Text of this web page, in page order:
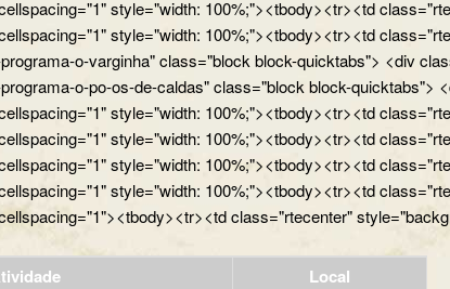
style="width: 100%;"><tbody><tr><td
style="width: 100%;"><tbody><tr><td
o-varginha" class="block block-quicktabs"> <div
o-po-os-de-caldas" class="block block-
style="width: 100%;"><tbody><tr><td
style="width: 100%;"><tbody><tr><td
style="width: 100%;"><tbody><tr><td
style="width: 100%;"><tbody><tr><td
class="rtecenter"
Local